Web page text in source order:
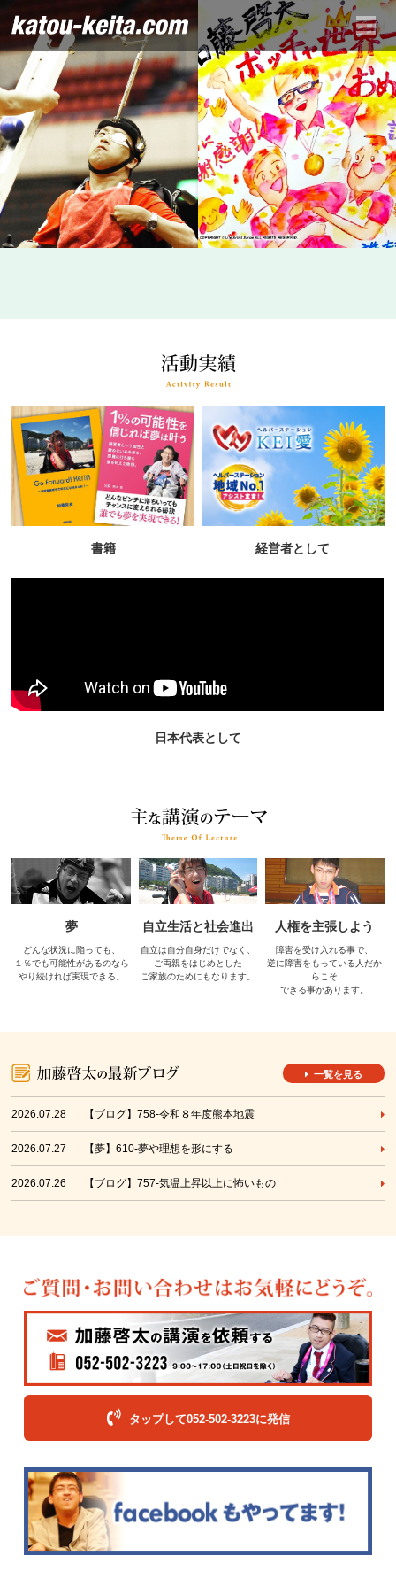
書籍 経営者として
日本代表として
夢
どんな状況に陥っても、
１％でも可能性があるのなら
やり続ければ実現できる。
自立生活と社会進出
自立は自分自身だけでなく、
ご両親をはじめとした
ご家族のためにもなります。
人権を主張しよう
障害を受け入れる事で、
逆に障害をもっている人だか
らこそ
できる事があります。
一覧を見る
2026.07.28 【ブログ】758-令和８年度熊本地震
2026.07.27 【夢】610-夢や理想を形にする
2026.07.26 【ブログ】757-気温上昇以上に怖いもの
タップして052-502-3223に発信